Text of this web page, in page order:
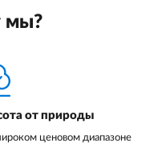
мы?
от природы
ценовом диапазоне